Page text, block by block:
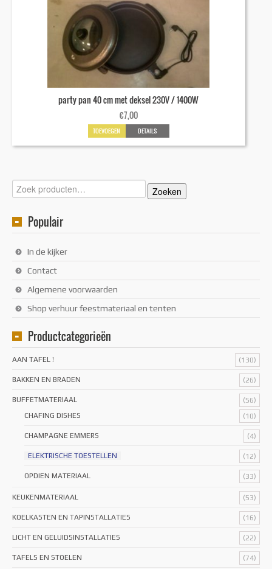
party pan 40 cm met deksel 230V / 1400W
€7,00
TOEVOEGEN DETAILS
Zoeken
naar:
Zoeken
Populair
In de kijker
Contact
Algemene voorwaarden
Shop verhuur feestmateriaal en tenten
Productcategorieën
AAN TAFEL ! (130)
BAKKEN EN BRADEN (26)
BUFFETMATERIAAL
(56)
CHAFING DISHES
(10)
CHAMPAGNE EMMERS (4)
ELEKTRISCHE TOESTELLEN (12)
OPDIEN MATERIAAL (33)
KEUKENMATERIAAL (53)
KOELKASTEN EN TAPINSTALLATIES (16)
LICHT EN GELUIDSINSTALLATIES (22)
TAFELS EN STOELEN (74)